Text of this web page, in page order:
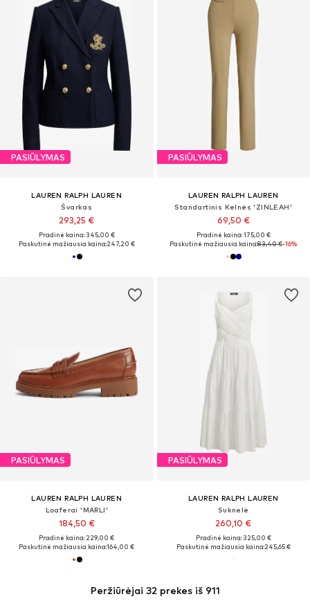
PASIŪLYMAS
LAUREN RALPH LAUREN
Švarkas
293,25 €
Pradinė kaina: 345,00 €
Paskutinė mažiausia kaina:247,20 €
PASIŪLYMAS
LAUREN RALPH LAUREN
Standartinis Kelnės 'ZINLEAH'
69,50 €
Pradinė kaina: 175,00 €
Paskutinė mažiausia kaina:83,40 €-16%
PASIŪLYMAS
LAUREN RALPH LAUREN
Loaferai 'MARLI'
184,50 €
Pradinė kaina: 229,00 €
Paskutinė mažiausia kaina:164,00 €
PASIŪLYMAS
LAUREN RALPH LAUREN
Suknelė
260,10 €
Pradinė kaina: 325,00 €
Paskutinė mažiausia kaina:245,65 €
Peržiūrėjai 32 prekes iš 911